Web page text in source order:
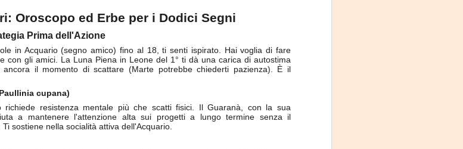
Oroscopo ed Erbe per i Dodici Segni
Prima dell'Azione
in Acquario (segno amico) fino al 18, ti senti ispirato. Hai voglia di fare
con gli amici. La Luna Piena in Leone del 1° ti dà una carica di autostima
il momento di scattare (Marte potrebbe chiederti pazienza). È il
cupana)
richiede resistenza mentale più che scatti fisici. Il Guaranà, con la sua
a mantenere l'attenzione alta sui progetti a lungo termine senza il
sostiene nella socialità attiva dell'Acquario.
5023 Alfred's adventure (アルフリッ
チャー)
All rights reserved